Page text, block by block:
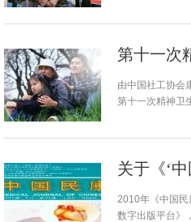
第十一次
由中国社工协会
第十一次精神卫
关于《‘
2010年《中国民
数字出版平台》